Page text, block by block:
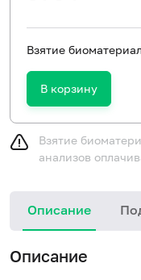
Взятие
В корзину
Взятие
анализов
Описание
Описание